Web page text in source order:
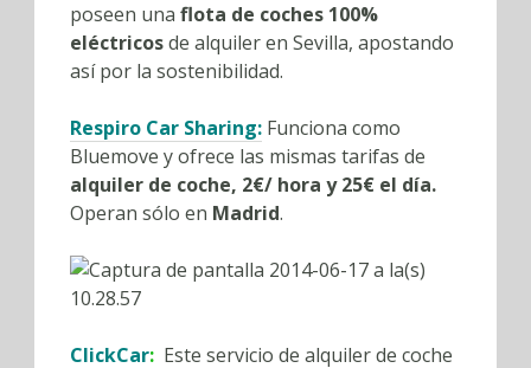
poseen una flota de coches 100%
eléctricosde alquiler en Sevilla, apostando
así por la sostenibilidad.
Respiro Car Sharing: Funciona como
Bluemove y ofrece las mismas tarifas de
alquiler de coche, 2€/ hora y 25€ el día.
Operan sólo en Madrid.
ClickCar: Este servicio de alquiler de coche